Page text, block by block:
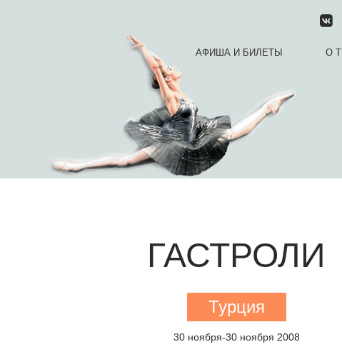
АФИША И БИЛЕТЫ О
ГАСТРОЛИ
Турция
30 ноября-30 ноября 2008